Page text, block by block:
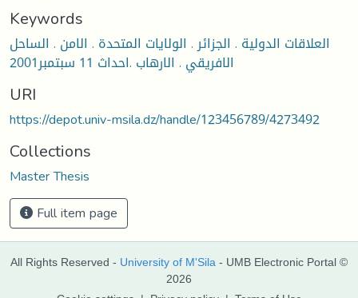
Keywords
العلاقات الدولية . الجزائر . الولايات المتحدة . الامن . الساحل
الافريقي . الارهاب .احداث 11 سبتمبر2001
URI
https://depot.univ-msila.dz/handle/123456789/4273492
Collections
Master Thesis
Full item page
All Rights Reserved - University of M'Sila - UMB Electronic Portal ©
2026